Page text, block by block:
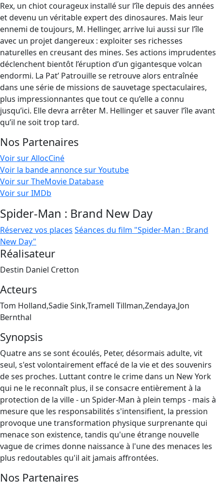
Rex, un chiot courageux installé sur l’île depuis des années
et devenu un véritable expert des dinosaures. Mais leur
ennemi de toujours, M. Hellinger, arrive lui aussi sur l’île
avec un projet dangereux : exploiter ses richesses
naturelles en creusant des mines. Ses actions imprudentes
déclenchent bientôt l’éruption d’un gigantesque volcan
endormi. La Pat’ Patrouille se retrouve alors entraînée
dans une série de missions de sauvetage spectaculaires,
plus impressionnantes que tout ce qu’elle a connu
jusqu’ici. Elle devra arrêter M. Hellinger et sauver l’île avant
qu’il ne soit trop tard.
Nos Partenaires
Voir sur AllocCiné
Voir la bande annonce sur Youtube
Voir sur TheMovie Database
Voir sur IMDb
Spider-Man : Brand New Day
Réservez vos places Séances du film "Spider-Man : Brand
New Day"
Réalisateur
Destin Daniel Cretton
Acteurs
Tom Holland,Sadie Sink,Tramell Tillman,Zendaya,Jon
Bernthal
Synopsis
Quatre ans se sont écoulés, Peter, désormais adulte, vit
seul, s'est volontairement effacé de la vie et des souvenirs
de ses proches. Luttant contre le crime dans un New York
qui ne le reconnaît plus, il se consacre entièrement à la
protection de la ville - un Spider-Man à plein temps - mais à
mesure que les responsabilités s'intensifient, la pression
provoque une transformation physique surprenante qui
menace son existence, tandis qu'une étrange nouvelle
vague de crimes donne naissance à l'une des menaces les
plus redoutables qu'il ait jamais affrontées.
Nos Partenaires